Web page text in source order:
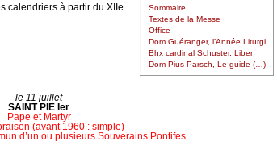
Sommaire
Textes de la Messe
Office
Dom Guéranger, l’Année Liturgi
Bhx cardinal Schuster, Liber
Dom Pius Parsch, Le guide (…)
calendriers à partir du XIIe
le 11 juillet
SAINT PIE Ier
Pape et Martyr
(avant 1960 : simple)
d’un ou plusieurs Souverains Pontifes.